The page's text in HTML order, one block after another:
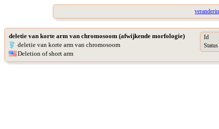
deletie van korte arm van chromosoom (afwijkende morfologie)
deletie van korte arm van chromosoom
Deletion of short arm
Id
Status